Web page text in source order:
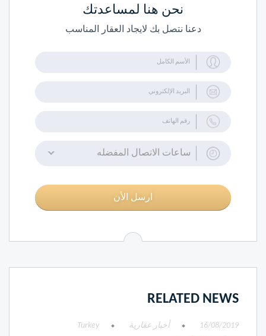
نحن هنا لمساعدتك
دعنا نتصل بك لايجاد العقار المناسب
ساعات الاتصال المفضله
ارسل الأن
RELATED NEWS
16/08/2019 أخبار عقارية Turkey